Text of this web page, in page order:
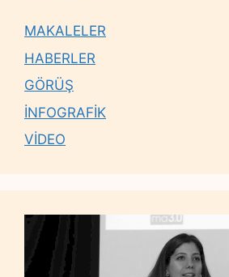
MAKALELER
HABERLER
GÖRÜŞ
İNFOGRAFİK
VİDEO